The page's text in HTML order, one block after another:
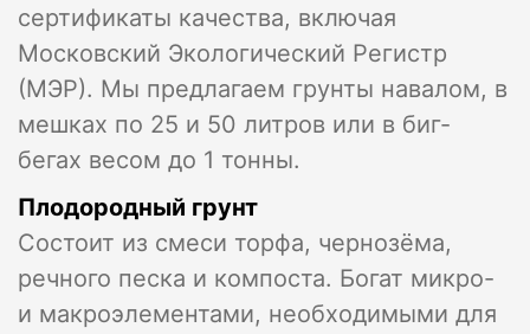
сертификаты качества, включая
Московский Экологический Регистр
(МЭР). Мы предлагаем грунты навалом, в
мешках по 25 и 50 литров или в биг-
бегах весом до 1 тонны.
Плодородный грунт
Состоит из смеси торфа, чернозёма,
речного песка и компоста. Богат микро-
и макроэлементами, необходимыми для